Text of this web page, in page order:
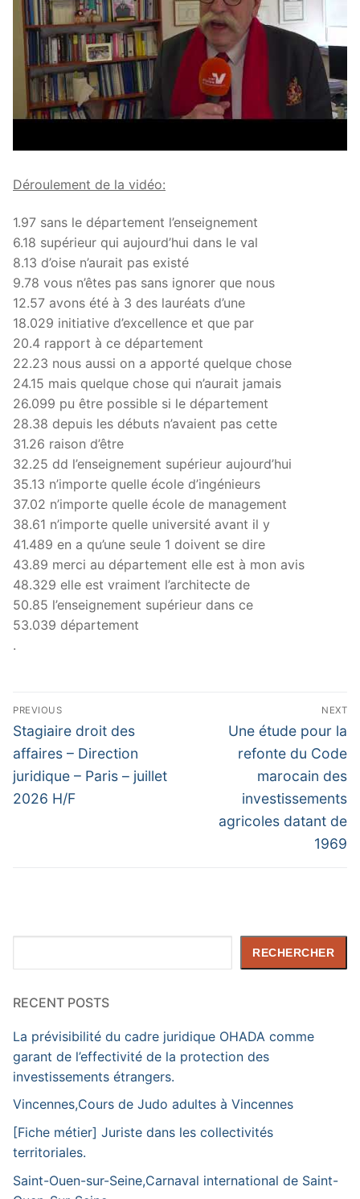
Déroulement de la vidéo:
1.97 sans le département l’enseignement
6.18 supérieur qui aujourd’hui dans le val
8.13 d’oise n’aurait pas existé
9.78 vous n’êtes pas sans ignorer que nous
12.57 avons été à 3 des lauréats d’une
18.029 initiative d’excellence et que par
20.4 rapport à ce département
22.23 nous aussi on a apporté quelque chose
24.15 mais quelque chose qui n’aurait jamais
26.099 pu être possible si le département
28.38 depuis les débuts n’avaient pas cette
31.26 raison d’être
32.25 dd l’enseignement supérieur aujourd’hui
35.13 n’importe quelle école d’ingénieurs
37.02 n’importe quelle école de management
38.61 n’importe quelle université avant il y
41.489 en a qu’une seule 1 doivent se dire
43.89 merci au département elle est à mon avis
48.329 elle est vraiment l’architecte de
50.85 l’enseignement supérieur dans ce
53.039 département
.
Navigation
de
l’article
PREVIOUS
Previous
post:
Stagiaire droit des
affaires – Direction
juridique – Paris – juillet
2026 H/F
NEXT
Next
post:
Une étude pour la
refonte du Code
marocain des
investissements
agricoles datant de
1969
RECHERCHER
RECENT POSTS
La prévisibilité du cadre juridique OHADA comme
garant de l’effectivité de la protection des
investissements étrangers.
Vincennes,Cours de Judo adultes à Vincennes
[Fiche métier] Juriste dans les collectivités
territoriales.
Saint-Ouen-sur-Seine,Carnaval international de Saint-